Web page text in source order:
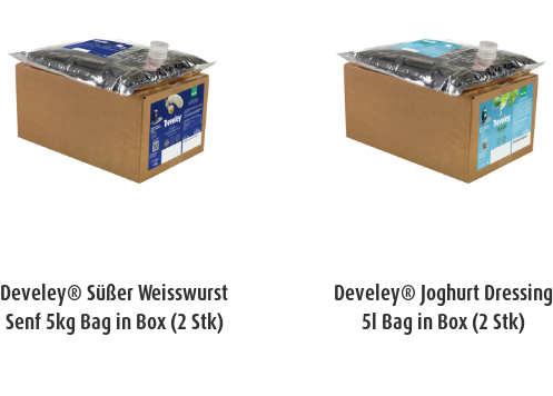
Develey® Süßer Weisswurst
Senf 5kg Bag in Box (2 Stk)
Develey® Joghurt Dressing
5l Bag in Box (2 Stk)